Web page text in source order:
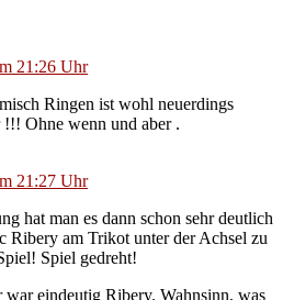
21:26 Uhr
Ringen ist wohl neuerdings
!!! Ohne wenn und aber .
21:27 Uhr
hat man es dann schon sehr deutlich
Ribery am Trikot unter der Achsel zu
Spiel gedreht!
war eindeutig Ribery. Wahnsinn, was